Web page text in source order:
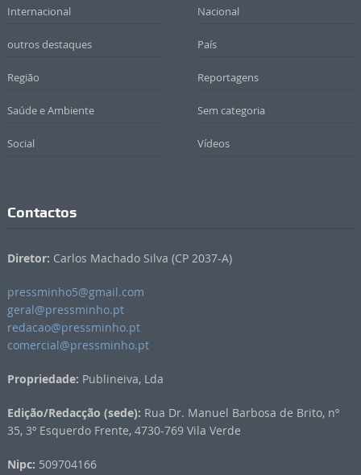
Internacional Nacional
outros destaques País
Região Reportagens
Saúde e Ambiente Sem categoria
Social Vídeos
Contactos
Diretor: Carlos Machado Silva (CP 2037-A)
pressminho5@gmail.com
geral@pressminho.pt
redacao@pressminho.pt
comercial@pressminho.pt
Propriedade: Publineiva, Lda
Edição/Redacção (sede): Rua Dr. Manuel Barbosa de Brito, nº
35, 3º Esquerdo Frente, 4730-769 Vila Verde
Nipc: 509704166